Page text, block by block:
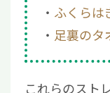
ふくらは
足裏のタ
これらのスト